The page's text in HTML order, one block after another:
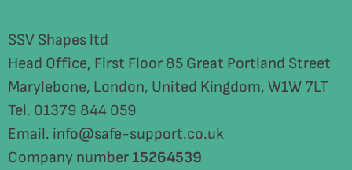
SSV Shapes ltd
Head Office, First Floor 85 Great Portland Street
Marylebone, London, United Kingdom, W1W 7LT
Tel. 01379 844 059
Email. info@safe-support.co.uk
Company number15264539